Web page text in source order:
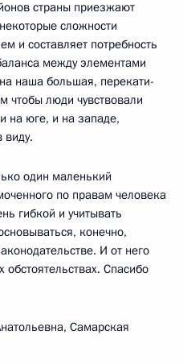
страны приезжают
сложности
и составляет потребность
между элементами
наша большая, перекати-
чтобы люди чувствовали
на юге, и на западе,
виду.
один маленький
по правам человека
гибкой и учитывать
конечно,
И от него
обстоятельствах. Спасибо
Самарская